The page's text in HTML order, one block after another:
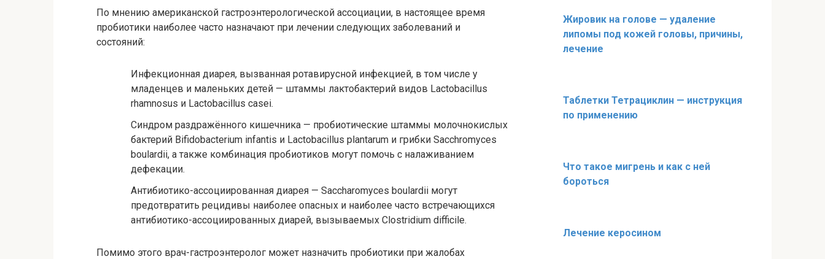
По мнению американской гастроэнтерологической ассоциации, в настоящее время
пробиотики наиболее часто назначают при лечении следующих заболеваний и
состояний:
Инфекционная диарея, вызванная ротавирусной инфекцией, в том числе у
младенцев и маленьких детей — штаммы лактобактерий видов Lactobacillus
rhamnosus и Lactobacillus casei.
Синдром раздражённого кишечника — пробиотические штаммы молочнокислых
бактерий Bifidobacterium infantis и Lactobacillus plantarum и грибки Sacchromyces
boulardii, а также комбинация пробиотиков могут помочь с налаживанием
дефекации.
Антибиотико-ассоциированная диарея — Saccharomyces boulardii могут
предотвратить рецидивы наиболее опасных и наиболее часто встречающихся
антибиотико-ассоциированных диарей, вызываемых Clostridium difficile.
Помимо этого врач-гастроэнтеролог может назначить пробиотики при жалобах
Жировик на голове — удаление
липомы под кожей головы, причины,
лечение
Таблетки Тетрациклин — инструкция
по применению
Что такое мигрень и как с ней
бороться
Лечение керосином